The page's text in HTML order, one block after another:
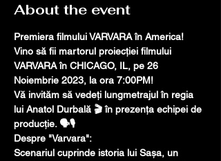
About the event
Premiera filmului VARVARA în America!
Vino să fii martorul proiecției filmului
VARVARA în CHICAGO, IL, pe 26
Noiembrie 2023, la ora 7:00PM!
Vă invităm să vedeți lungmetrajul în regia
lui Anatol Durbală 🎬 în prezența echipei de
producție. 🗣️🎙️
Despre "Varvara":
Scenariul cuprinde istoria lui Sașa, un